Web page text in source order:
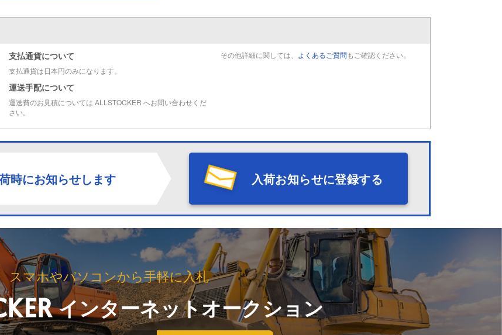
支払通貨について
支払通貨は日本円のみになります。
運送手配について
運送費のお見積については ALLSTOCKER へお問い合わせくだ
さい。
その他詳細に関しては、 よくあるご質問もご確認ください。
時にお知らせします 入荷お知らせに登録する
スマホやパソコンから手軽に入札
インターネットオークション